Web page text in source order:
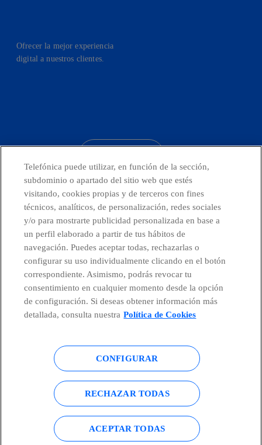
Ofrecer la mejor experiencia
digital a nuestros clientes.
Telefónica en redes sociales
Canal de Denuncias
Centro Global Transparencia
Política de cookies Aviso legal
Accesibilidad Política de privacidad
Mapa del sitio
Telefónica puede utilizar, en función de la sección,
subdominio o apartado del sitio web que estés
visitando, cookies propias y de terceros con fines
técnicos, analíticos, de personalización, redes sociales
y/o para mostrarte publicidad personalizada en base a
un perfil elaborado a partir de tus hábitos de
navegación. Puedes aceptar todas, rechazarlas o
configurar su uso individualmente clicando en el botón
correspondiente. Asimismo, podrás revocar tu
consentimiento en cualquier momento desde la opción
de configuración. Si deseas obtener información más
detallada, consulta nuestra Política de Cookies
CONFIGURAR
RECHAZAR TODAS
ACEPTAR TODAS